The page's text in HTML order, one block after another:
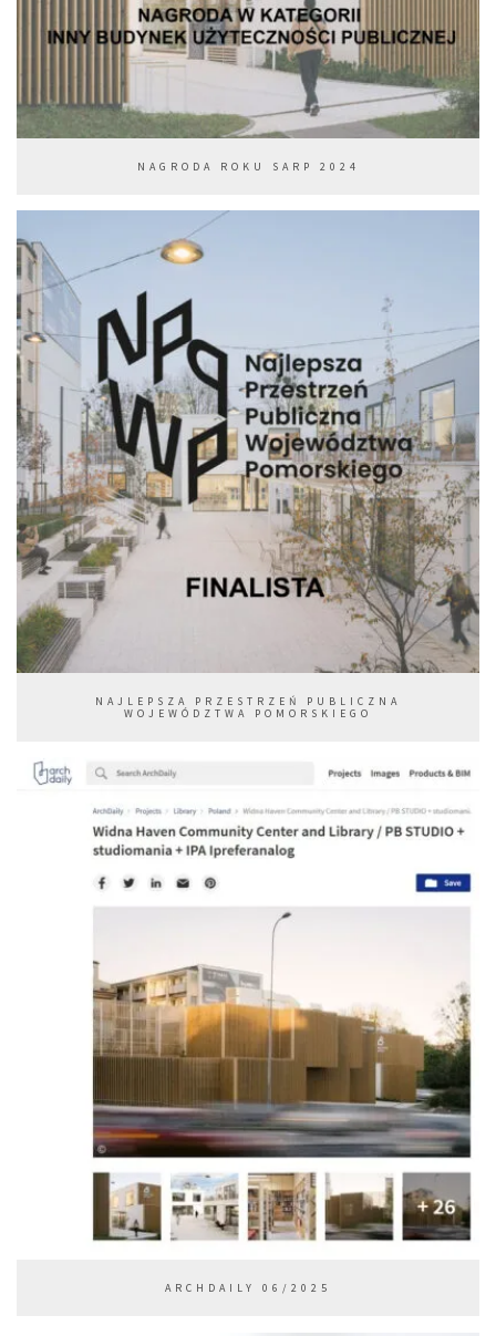
NAGRODA ROKU SARP 2024
NAJLEPSZA PRZESTRZEŃ PUBLICZNA
WOJEWÓDZTWA POMORSKIEGO
ARCHDAILY 06/2025